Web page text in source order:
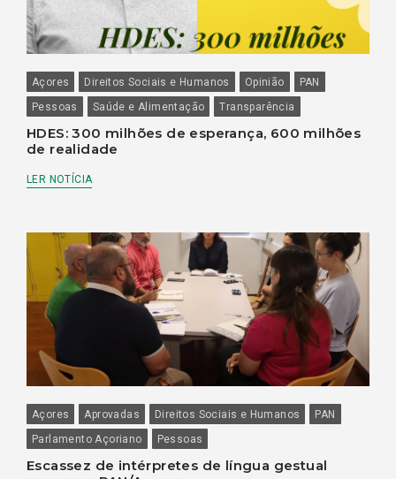
Açores Direitos Sociais e Humanos Opinião
PAN
Pessoas
Saúde e Alimentação Transparência
HDES: 300 milhões de esperança, 600 milhões
de realidade
LER NOTÍCIA
Açores Aprovadas Direitos Sociais e Humanos
PAN
Parlamento Açoriano
Pessoas
Escassez de intérpretes de língua gestual